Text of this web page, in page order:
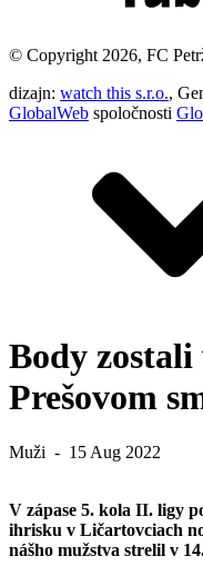
© Copyright 2026, FC
dizajn: watch this s.r.o.,
GlobalWeb spoločnosti
Body
Prešovom
Muži - 15 Aug 2022
V zápase 5. kola II. ligy
ihrisku v Ličartovciach
nášho mužstva strelil v